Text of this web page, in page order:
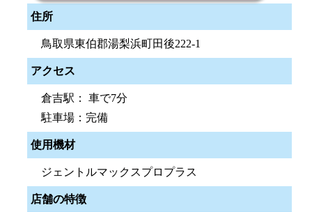
住所
鳥取県東伯郡湯梨浜町田後222-1
アクセス
倉吉駅： 車で7分
駐車場：完備
使用機材
ジェントルマックスプロプラス
店舗の特徴